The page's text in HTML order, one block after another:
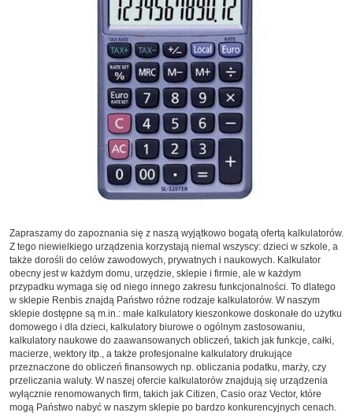
Zapraszamy do zapoznania się z naszą wyjątkowo bogatą ofertą kalkulatorów.
Z tego niewielkiego urządzenia korzystają niemal wszyscy: dzieci w szkole, a
także dorośli do celów zawodowych, prywatnych i naukowych. Kalkulator
obecny jest w każdym domu, urzędzie, sklepie i firmie, ale w każdym
przypadku wymaga się od niego innego zakresu funkcjonalności. To dlatego
w sklepie Renbis znajdą Państwo różne rodzaje kalkulatorów. W naszym
sklepie dostępne są m.in.: małe kalkulatory kieszonkowe doskonałe do użytku
domowego i dla dzieci, kalkulatory biurowe o ogólnym zastosowaniu,
kalkulatory naukowe do zaawansowanych obliczeń, takich jak funkcje, całki,
macierze, wektory itp., a także profesjonalne kalkulatory drukujące
przeznaczone do obliczeń finansowych np. obliczania podatku, marży, czy
przeliczania waluty. W naszej ofercie kalkulatorów znajdują się urządzenia
wyłącznie renomowanych firm, takich jak Citizen, Casio oraz Vector, które
mogą Państwo nabyć w naszym sklepie po bardzo konkurencyjnych cenach.